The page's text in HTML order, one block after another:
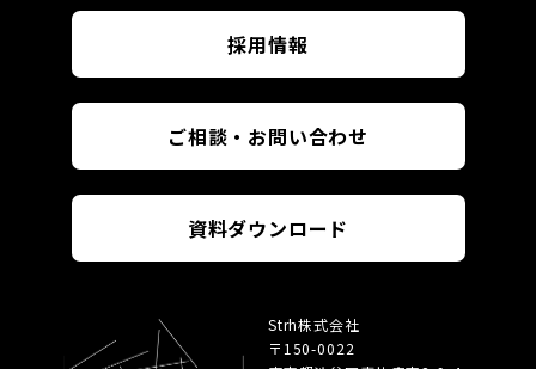
採用情報
ご相談・お問い合わせ
資料ダウンロード
Strh株式会社
〒150-0022